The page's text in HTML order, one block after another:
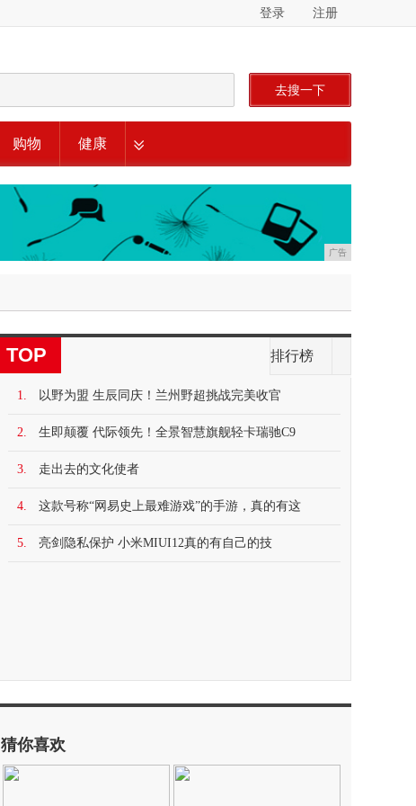
登录 注册
去搜一下
购物 健康
广告
TOP 排行榜
1. 以野为盟 生辰同庆！兰州野超挑战完美收官
2. 生即颠覆 代际领先！全景智慧旗舰轻卡瑞驰C9
3. 走出去的文化使者
4. 这款号称“网易史上最难游戏”的手游，真的有这
5. 亮剑隐私保护 小米MIUI12真的有自己的技
猜你喜欢